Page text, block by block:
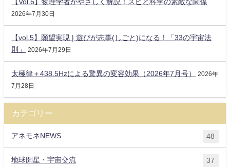
2026年7月30日
【vol.5】願望実現 | 遊びが志事(しごと)になる！「33の宇宙法
則」
2026年7月29日
太極律＋438.5Hzによる驚異の変容効果（2026年7月号）
2026年
7月28日
カテゴリー
アネモネNEWS 48
地球開星・宇宙交流 37